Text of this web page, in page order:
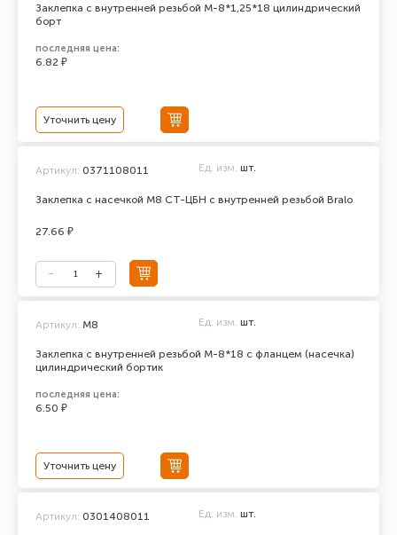
Заклепка с внутренней резьбой М-8*1,25*18 цилиндрический
борт
последняя цена:
6.82 ₽
Уточнить цену
Заклепка с насечкой М8 СТ-ЦБН с внутренней резьбой Bralo
Артикул: 0371108011 Ед. изм. шт.
27.66 ₽
Заклепка с внутренней резьбой М-8*18 с фланцем (насечка)
цилиндрический бортик
Артикул: М8 Ед. изм. шт.
последняя цена:
6.50 ₽
Уточнить цену
Артикул: 0301408011 Ед. изм. шт.